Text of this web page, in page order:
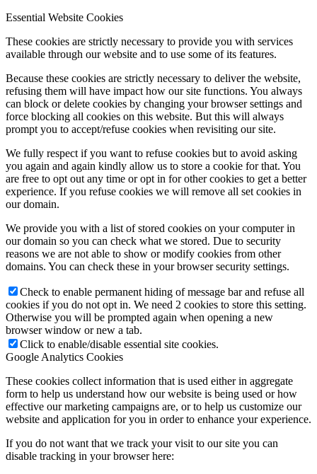
Essential Website Cookies
These cookies are strictly necessary to provide you with services
available through our website and to use some of its features.
Because these cookies are strictly necessary to deliver the website,
refusing them will have impact how our site functions. You always
can block or delete cookies by changing your browser settings and
force blocking all cookies on this website. But this will always
prompt you to accept/refuse cookies when revisiting our site.
We fully respect if you want to refuse cookies but to avoid asking
you again and again kindly allow us to store a cookie for that. You
are free to opt out any time or opt in for other cookies to get a better
experience. If you refuse cookies we will remove all set cookies in
our domain.
We provide you with a list of stored cookies on your computer in
our domain so you can check what we stored. Due to security
reasons we are not able to show or modify cookies from other
domains. You can check these in your browser security settings.
Check to enable permanent hiding of message bar and refuse all
cookies if you do not opt in. We need 2 cookies to store this setting.
Otherwise you will be prompted again when opening a new
browser window or new a tab.
Click to enable/disable essential site cookies.
Google Analytics Cookies
These cookies collect information that is used either in aggregate
form to help us understand how our website is being used or how
effective our marketing campaigns are, or to help us customize our
website and application for you in order to enhance your experience.
If you do not want that we track your visit to our site you can
disable tracking in your browser here: